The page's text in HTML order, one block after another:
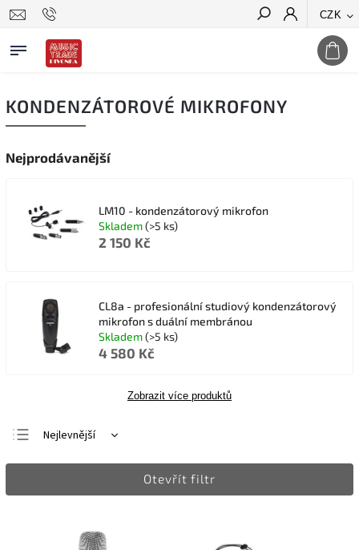
CZK
Hledat
KONDENZÁTOROVÉ MIKROFONY
Nejprodávanější
LM10 - kondenzátorový mikrofon
Skladem(>5 ks)
2 150 Kč
CL8a - profesionální studiový kondenzátorový
mikrofon s duální membránou
Skladem(>5 ks)
4 580 Kč
Zobrazit více produktů
Nejlevnější
Nejdražší
Otevřít filtr